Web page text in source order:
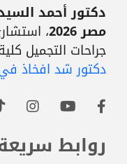
دكتور أحمد
مصر 2026 ،
جراحات التجميل
دكتور شد افخاذ
روابط